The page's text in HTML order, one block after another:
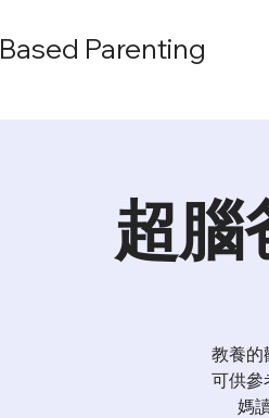
Parenting
超腦
教養的
可供參
媽